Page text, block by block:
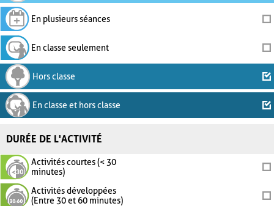
En plusieurs séances
En classe seulement
Hors classe
En classe et hors classe
DURÉE DE L'ACTIVITÉ
Activités courtes (< 30
minutes)
Activités développées
(Entre 30 et 60 minutes)